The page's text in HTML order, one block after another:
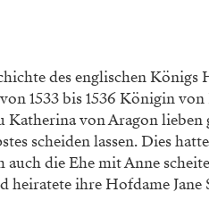
des englischen
1533 bis 1536 Königin
Katherina von Aragon lieben
scheiden lassen. Dies
die Ehe mit Anne
ihre Hofdame Jane